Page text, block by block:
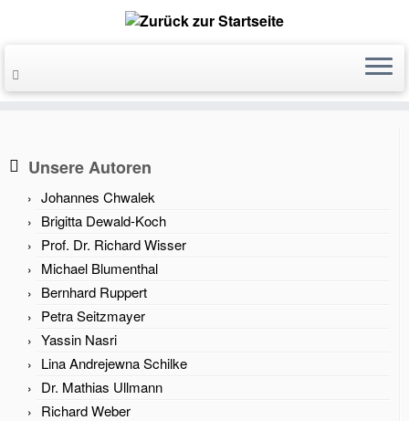
Unsere Autoren
Johannes Chwalek
Brigitta Dewald-Koch
Prof. Dr. Richard Wisser
Michael Blumenthal
Bernhard Ruppert
Petra Seitzmayer
Yassin Nasri
Lina Andrejewna Schilke
Dr. Mathias Ullmann
Richard Weber